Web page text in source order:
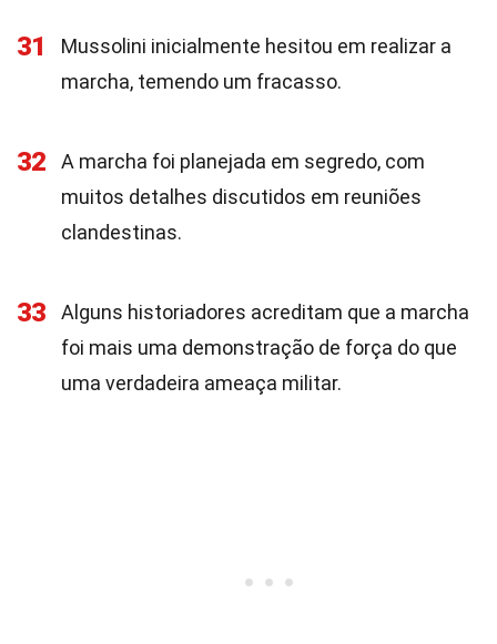
31
Mussolini inicialmente hesitou em realizar a
marcha, temendo um fracasso.
32
A marcha foi planejada em segredo, com
muitos detalhes discutidos em reuniões
clandestinas.
33
Alguns historiadores acreditam que a marcha
foi mais uma demonstração de força do que
uma verdadeira ameaça militar.